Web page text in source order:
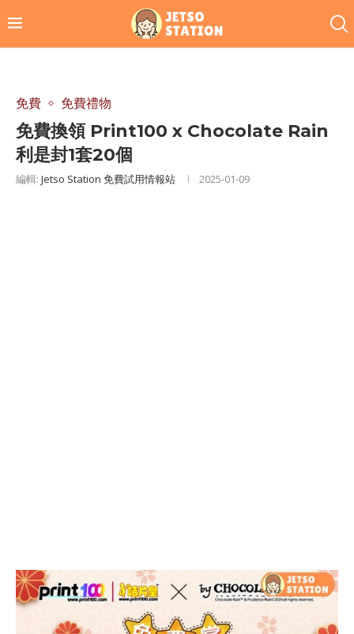
免費 免費禮物
免費換領 Print100 x Chocolate Rain
利是封1套20個
編輯: Jetso Station 免費試用情報站 2025-01-09